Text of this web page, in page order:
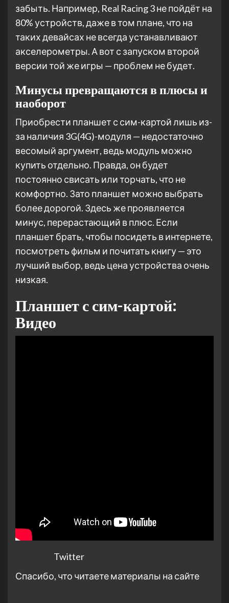
забыть. Например, Real Racing 3 не пойдёт на
80% устройств, даже в том плане, что на
таких девайсах не всегда устанавливают
акселерометры. А вот с запуском второй
версии той же игры — проблем не будет.
Минусы превращаются в плюсы и
наоборот
Приобрести планшет с сим-картой лишь из-
за наличия 3G(4G)-модуля — недостаточно
весомый аргумент, ведь модуль можно
купить отдельно. Правда, он будет
постоянно свисать или торчать, что не
комфортно. Зато планшет можно выбрать
более дорогой. Здесь же проявляется
минус, перерастающий в плюс. Если
планшет брать, чтобы посидеть в интернете,
посмотреть фильм и почитать книгу — это
лучший выбор, ведь цена устройства очень
низкая.
Планшет с сим-картой:
Видео
Twitter
Спасибо, что читаете материалы на сайте